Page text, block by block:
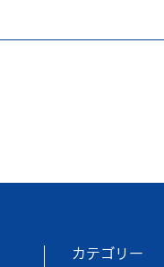
カテゴリー